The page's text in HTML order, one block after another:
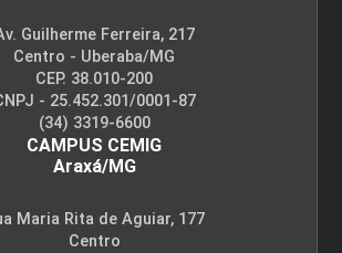
ACADÊMICO/AVALIAÇÃO
6
Guilherme Ferreira, 217
Centro - Uberaba/MG
CEP. 38.010-200
- 25.452.301/0001-87
(34) 3319-6600
CAMPUS CEMIG
Araxá/MG
Maria Rita de Aguiar, 177
Centro